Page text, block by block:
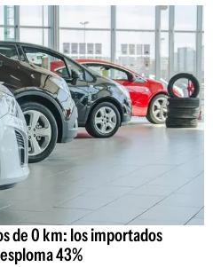
de 0 km: los importados
43%